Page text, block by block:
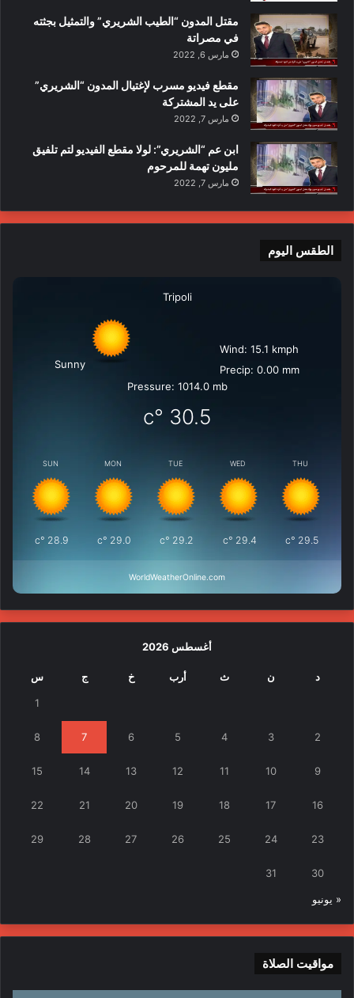
مقتل المدون “الطيب الشريري” والتمثيل بجثته
في مصراتة
مارس 6, 2022
مقطع فيديو مسرب لإغتيال المدون “الشريري”
على يد المشتركة
مارس 7, 2022
ابن عم “الشريري”: لولا مقطع الفيديو لتم تلفيق
مليون تهمة للمرحوم
مارس 7, 2022
الطقس اليوم
Tripoli
Sunny
Wind: 15.1 kmph
Precip: 0.00 mm
Pressure: 1014.0 mb
30.5
°c
SUN
28.9
°c
MON
29.0
°c
TUE
29.2
°c
WED
29.4
°c
THU
29.5
°c
WorldWeatherOnline.com
أغسطس 2026
د ن ث أرب خ ج س
1
2
3
4
5
6
7
8
9
10
11
12
13
14
15
16
17
18
19
20
21
22
23
24
25
26
27
28
29
30
31
« يونيو
مواقيت الصلاة